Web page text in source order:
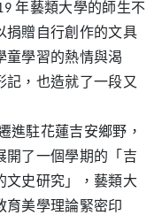
年藝類大學的師生不
捐贈自行創作的文具
童學習的熱情與渴
記，也造就了一段又
進駐花蓮吉安鄉野，
開了一個學期的「吉
文史研究」，藝類大
育美學理論緊密印